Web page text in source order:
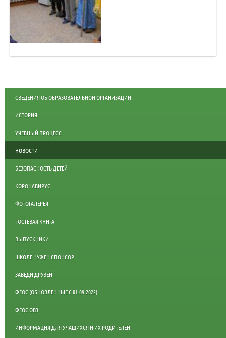
СВЕДЕНИЯ ОБ ОБРАЗОВАТЕЛЬНОЙ ОРГАНИЗАЦИИ
ИСТОРИЯ
УЧЕБНЫЙ ПРОЦЕСС
НОВОСТИ
БЕЗОПАСНОСТЬ ДЕТЕЙ
КОРОНАВИРУС
ФОТОГАЛЕРЕЯ
ГОСТЕВАЯ КНИГА
ВЫПУСКНИКИ
ШКОЛЕ НУЖЕН СПОНСОР
ЗАВЕДИ ДРУЗЕЙ
ФГОС (ОБНОВЛЕННЫЕ С 01.09.2022)
ФГОС ОВЗ
ИНФОРМАЦИЯ ДЛЯ УЧАЩИХСЯ И ИХ РОДИТЕЛЕЙ